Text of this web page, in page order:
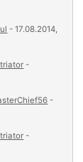
- 17.08.2014,
-
-
-